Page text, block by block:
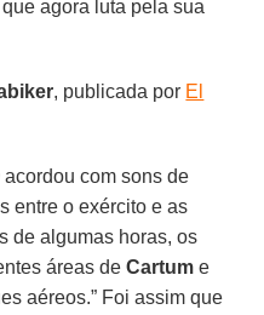
agora luta pela sua
, publicada por El
acordou com sons de
entre o exército e as
de algumas horas, os
áreas deCartum e
aéreos.” Foi assim que